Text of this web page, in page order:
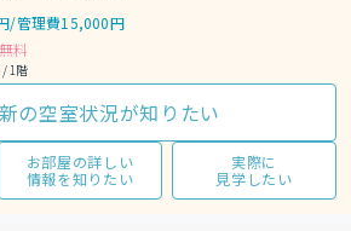
/管理費15,000円
無料
/ 1階
の空室状況が知りたい
お部屋の詳しい
情報を知りたい
実際に
見学したい